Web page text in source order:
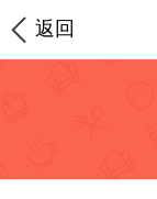
返回